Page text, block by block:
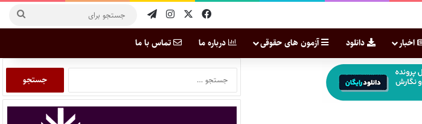
اخبار دانلود آزمون های حقوقی درباره ما تماس با ما